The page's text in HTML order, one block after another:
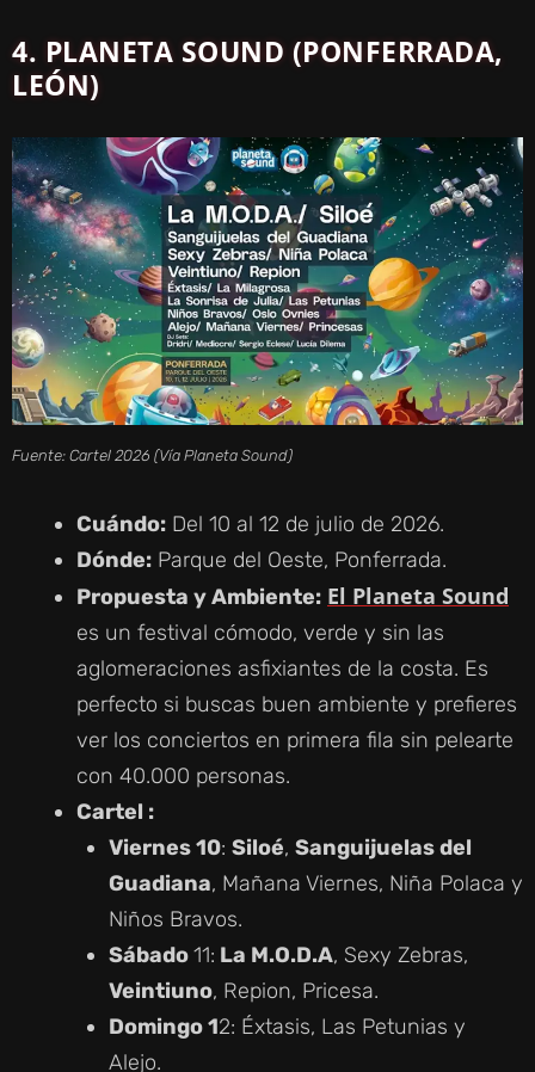
4. PLANETA SOUND (PONFERRADA,
LEÓN)
Fuente: Cartel 2026 (Vía Planeta Sound)
Cuándo: Del 10 al 12 de julio de 2026.
Dónde: Parque del Oeste, Ponferrada.
Propuesta y Ambiente: El Planeta Sound
es un festival cómodo, verde y sin las
aglomeraciones asfixiantes de la costa. Es
perfecto si buscas buen ambiente y prefieres
ver los conciertos en primera fila sin pelearte
con 40.000 personas.
Cartel :
Viernes 10: Siloé, Sanguijuelas del
Guadiana, Mañana Viernes, Niña Polaca y
Niños Bravos.
Sábado11: La M.O.D.A, Sexy Zebras,
Veintiuno, Repion, Pricesa.
Domingo 12: Éxtasis, Las Petunias y
Alejo.